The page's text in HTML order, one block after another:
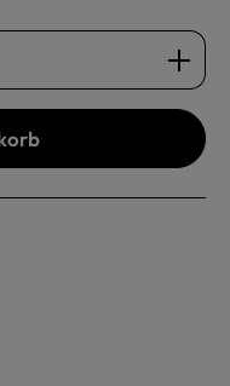
Wert ein